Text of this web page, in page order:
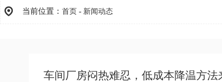
当前位置： 首页 - 新闻动态
车间厂房闷热难忍，低成本降温方法